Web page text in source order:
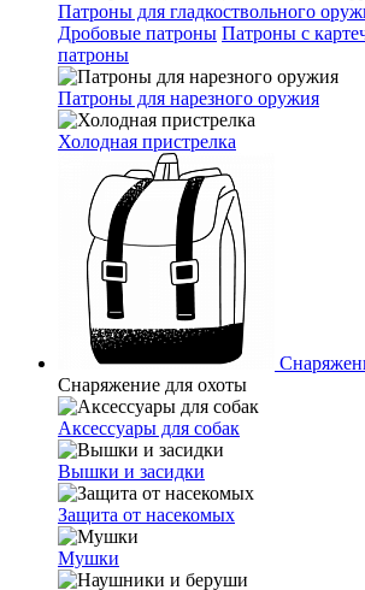
Патроны для гладкоствольного
Дробовые патроны Патроны с
патроны
Патроны для нарезного оружия
Холодная пристрелка
Снаряжение для охоты
Аксессуары для собак
Вышки и засидки
Защита от насекомых
Мушки